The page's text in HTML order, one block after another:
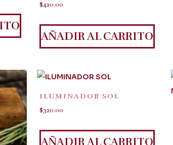
$420.00
AÑADIR AL CARRITO
ILUMINADOR SOL
$320.00
AÑADIR AL CARRITO